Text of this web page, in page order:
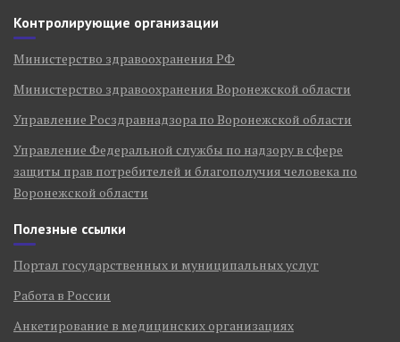
Контролирующие организации
Министерство здравоохранения РФ
Министерство здравоохранения Воронежской области
Управление Росздравнадзора по Воронежской области
Управление Федеральной службы по надзору в сфере
защиты прав потребителей и благополучия человека по
Воронежской области
Полезные ссылки
Портал государственных и муниципальных услуг
Работа в России
Анкетирование в медицинских организациях